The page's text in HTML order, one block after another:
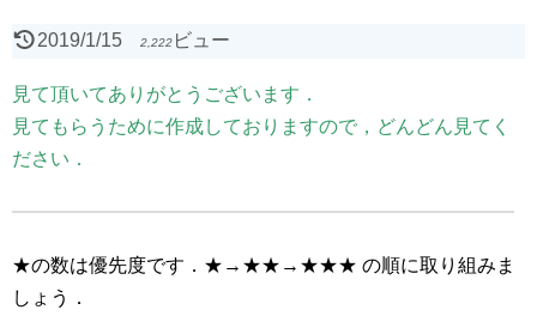
2019/1/15 2,222ビュー
見て頂いてありがとうございます．
見てもらうために作成しておりますので，どんどん見てく
ださい．
★の数は優先度です．★→★★→★★★ の順に取り組みま
しょう．